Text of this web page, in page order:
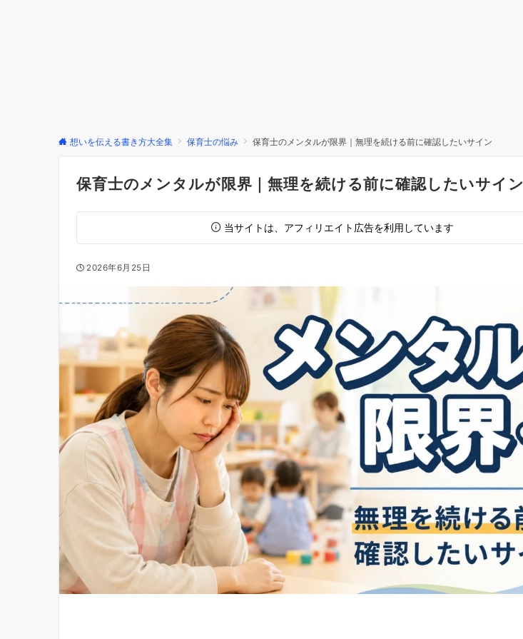
想いを伝える書き方大全集 保育士の悩み 保育士のメンタルが限界｜無理を続ける前に確認したいサイン
保育士のメンタルが限界｜無理を続ける前に確認したいサイン
当サイトは、アフィリエイト広告を利用しています
2026年6月25日